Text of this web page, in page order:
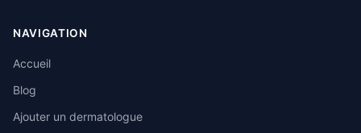
NAVIGATION
Accueil
Blog
Ajouter un dermatologue